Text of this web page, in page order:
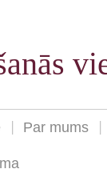
Par mums